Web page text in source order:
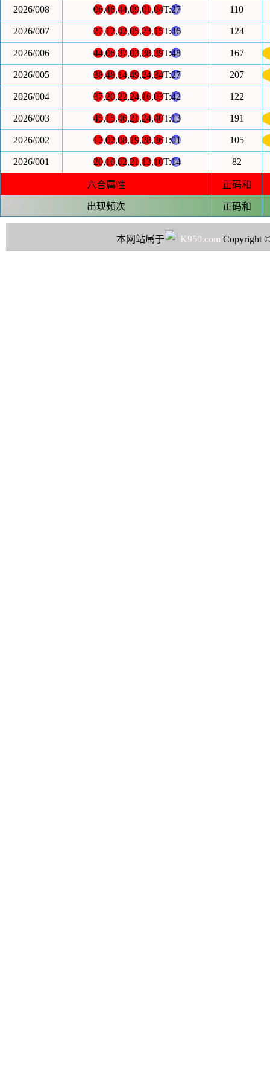
2026/008 06,46,44,09,01,04T:27 110
2026/007 27,12,42,05,23,15T:46 124
2026/006 44,06,37,03,38,39T:48 167
2026/005 38,48,14,49,24,34T:27 207
2026/004 37,20,22,24,16,03T:42 122
2026/003 45,15,46,21,24,40T:13 191
2026/002 12,02,08,19,28,36T:01 105
2026/001 20,16,02,21,13,10T:14 82
六合属性 正码和
出现频次 正码和
本网站属于 K950.com Copyright